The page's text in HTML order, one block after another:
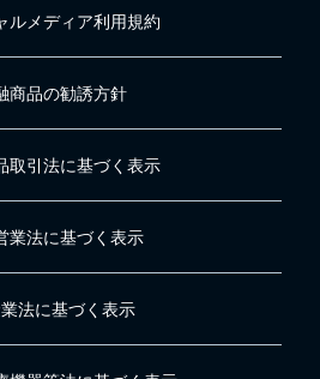
ルメディア利用規約
商品の勧誘方針
取引法に基づく表示
業法に基づく表示
法に基づく表示